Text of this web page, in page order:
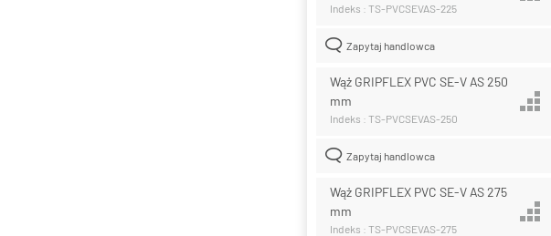
Indeks : TS-PVCSEVAS-225
Zapytaj handlowca
Wąż GRIPFLEX PVC SE-V AS 250
mm
Indeks : TS-PVCSEVAS-250
Zapytaj handlowca
Wąż GRIPFLEX PVC SE-V AS 275
mm
Indeks : TS-PVCSEVAS-275